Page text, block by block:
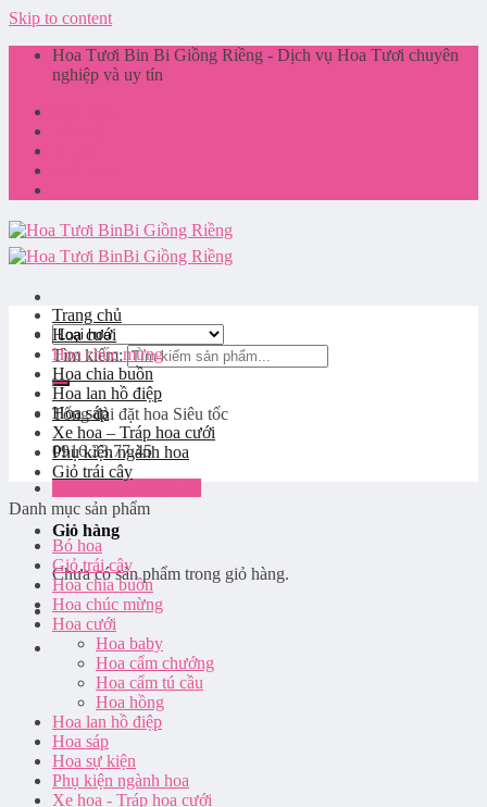
Skip to content
Hoa Tươi Bin Bi Giồng Riềng - Dịch vụ Hoa Tươi chuyên
nghiệp và uy tín
Tìm kiếm:
Tổng đài đặt hoa Siêu tốc
0916.33.77.45
Giỏ hàng
Chưa có sản phẩm trong giỏ hàng.
Trang chủ
Hoa cưới
Hoa chúc mừng
Hoa chia buồn
Hoa lan hồ điệp
Hoa sáp
Xe hoa – Tráp hoa cưới
Phụ kiện ngành hoa
Giỏ trái cây
Danh mục sản phẩm
Bó hoa
Giỏ trái cây
Hoa chia buồn
Hoa chúc mừng
Hoa cưới
Hoa baby
Hoa cẩm chướng
Hoa cẩm tú cầu
Hoa hồng
Hoa lan hồ điệp
Hoa sáp
Hoa sự kiện
Phụ kiện ngành hoa
Xe hoa - Tráp hoa cưới